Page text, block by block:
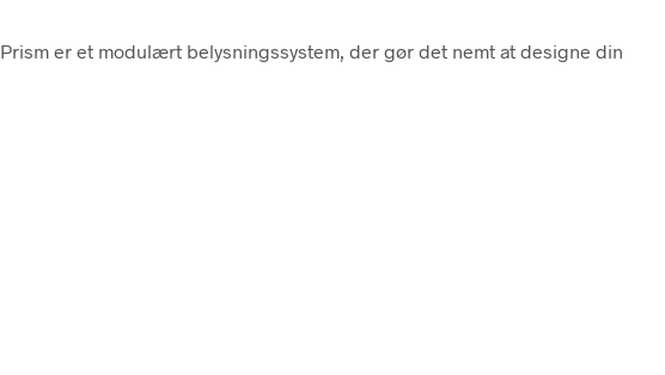
. Prism er et modulært belysningssystem, der gør det nemt at designe din